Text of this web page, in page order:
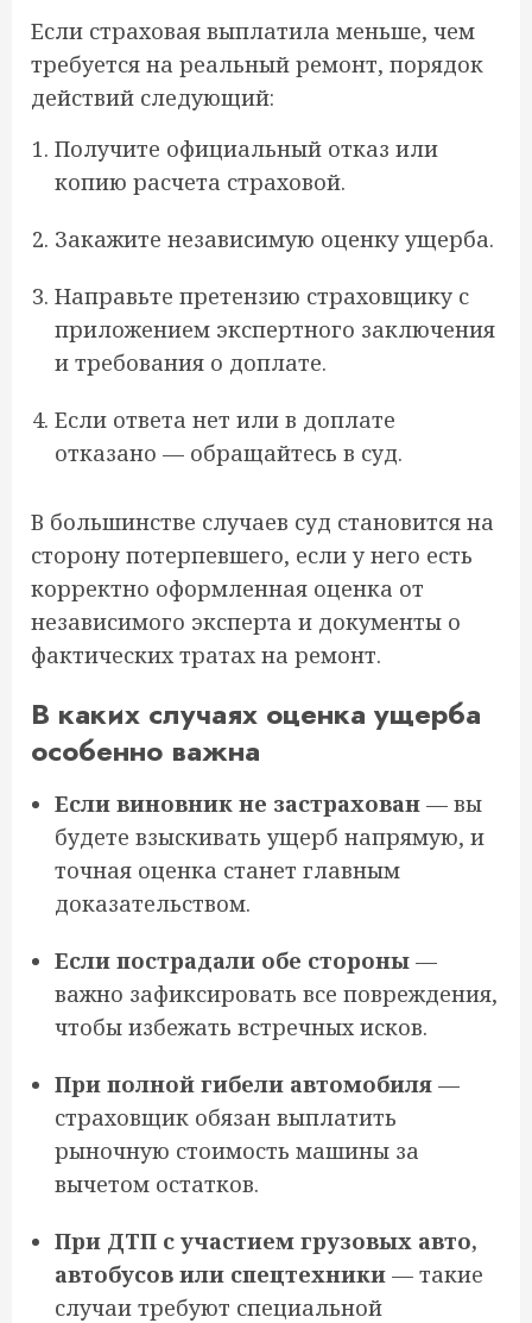
Если страховая выплатила меньше, чем
требуется на реальный ремонт, порядок
действий следующий:
Получите официальный отказ или
копию расчета страховой.
Закажите независимую оценку ущерба.
Направьте претензию страховщику с
приложением экспертного заключения
и требования о доплате.
Если ответа нет или в доплате
отказано — обращайтесь в суд.
В большинстве случаев суд становится на
сторону потерпевшего, если у него есть
корректно оформленная оценка от
независимого эксперта и документы о
фактических тратах на ремонт.
В каких случаях оценка ущерба
особенно важна
Если виновник не застрахован — вы
будете взыскивать ущерб напрямую, и
точная оценка станет главным
доказательством.
Если пострадали обе стороны —
важно зафиксировать все повреждения,
чтобы избежать встречных исков.
При полной гибели автомобиля —
страховщик обязан выплатить
рыночную стоимость машины за
вычетом остатков.
При ДТП с участием грузовых авто,
автобусов или спецтехники — такие
случаи требуют специальной